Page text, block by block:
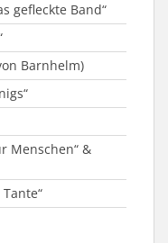
gefleckte Band“
Barnhelm)
Menschen“ &